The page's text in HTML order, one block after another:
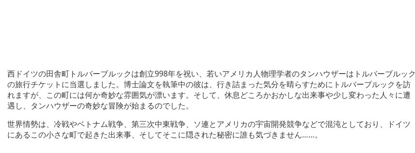
西ドイツの田舎町トルバーブルックは創立998年を祝い、若いアメリカ人物理学者のタンハウザーはトルバーブルック
の旅行チケットに当選しました。博士論文を執筆中の彼は、行き詰まった気分を晴らすためにトルバーブルックを訪
れますが、この町には何か奇妙な雰囲気が漂います。そして、休息どころかおかしな出来事や少し変わった人々に遭
遇し、タンハウザーの奇妙な冒険が始まるのでした。
世界情勢は、冷戦やベトナム戦争、第三次中東戦争、ソ連とアメリカの宇宙開発競争などで混沌としており、ドイツ
にあるこの小さな町で起きた出来事、そしてそこに隠された秘密に誰も気づきません……。